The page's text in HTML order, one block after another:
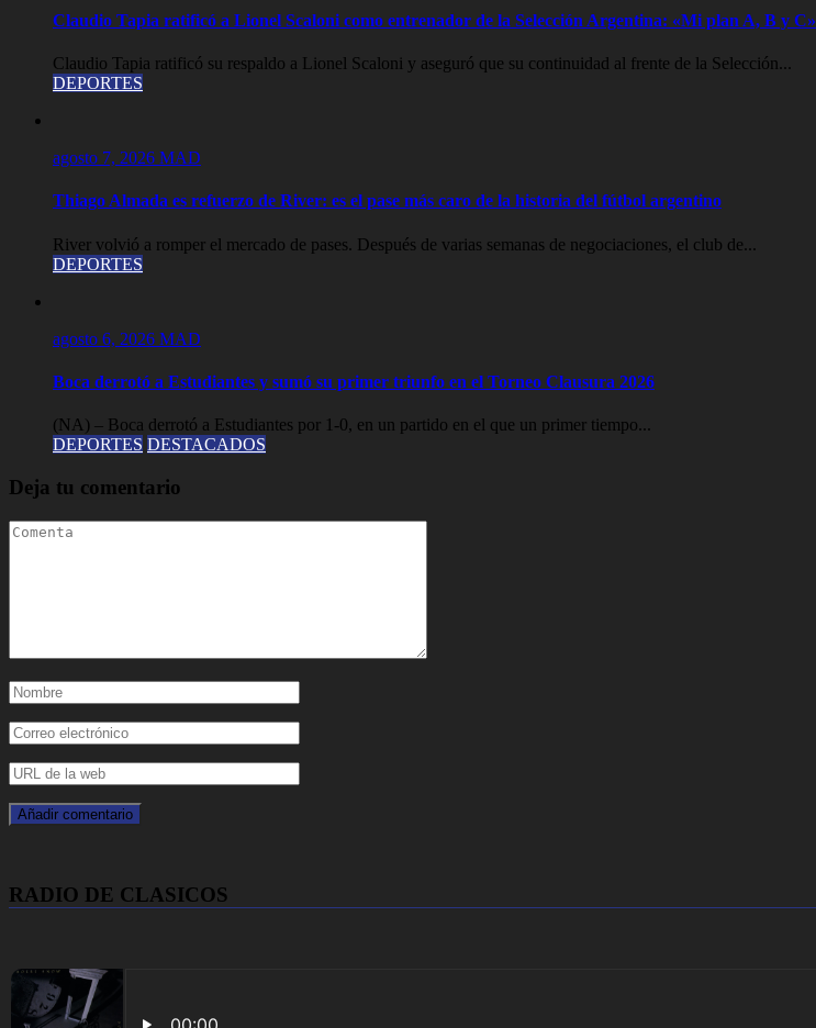
Claudio Tapia ratificó a Lionel Scaloni como entrenador de la Selección Argentina: «Mi plan A, B y C»
Claudio Tapia ratificó su respaldo a Lionel Scaloni y aseguró que su continuidad al frente de la Selección...
DEPORTES
agosto 7, 2026 MAD
Thiago Almada es refuerzo de River: es el pase más caro de la historia del fútbol argentino
River volvió a romper el mercado de pases. Después de varias semanas de negociaciones, el club de...
DEPORTES
agosto 6, 2026 MAD
Boca derrotó a Estudiantes y sumó su primer triunfo en el Torneo Clausura 2026
(NA) – Boca derrotó a Estudiantes por 1-0, en un partido en el que un primer tiempo...
DEPORTES DESTACADOS
Deja tu comentario
RADIO DE CLASICOS